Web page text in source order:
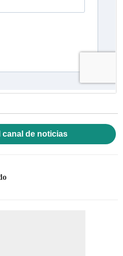
canal de noticias